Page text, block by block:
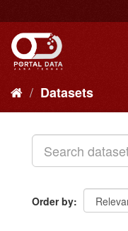
to
content
Datasets
Order by